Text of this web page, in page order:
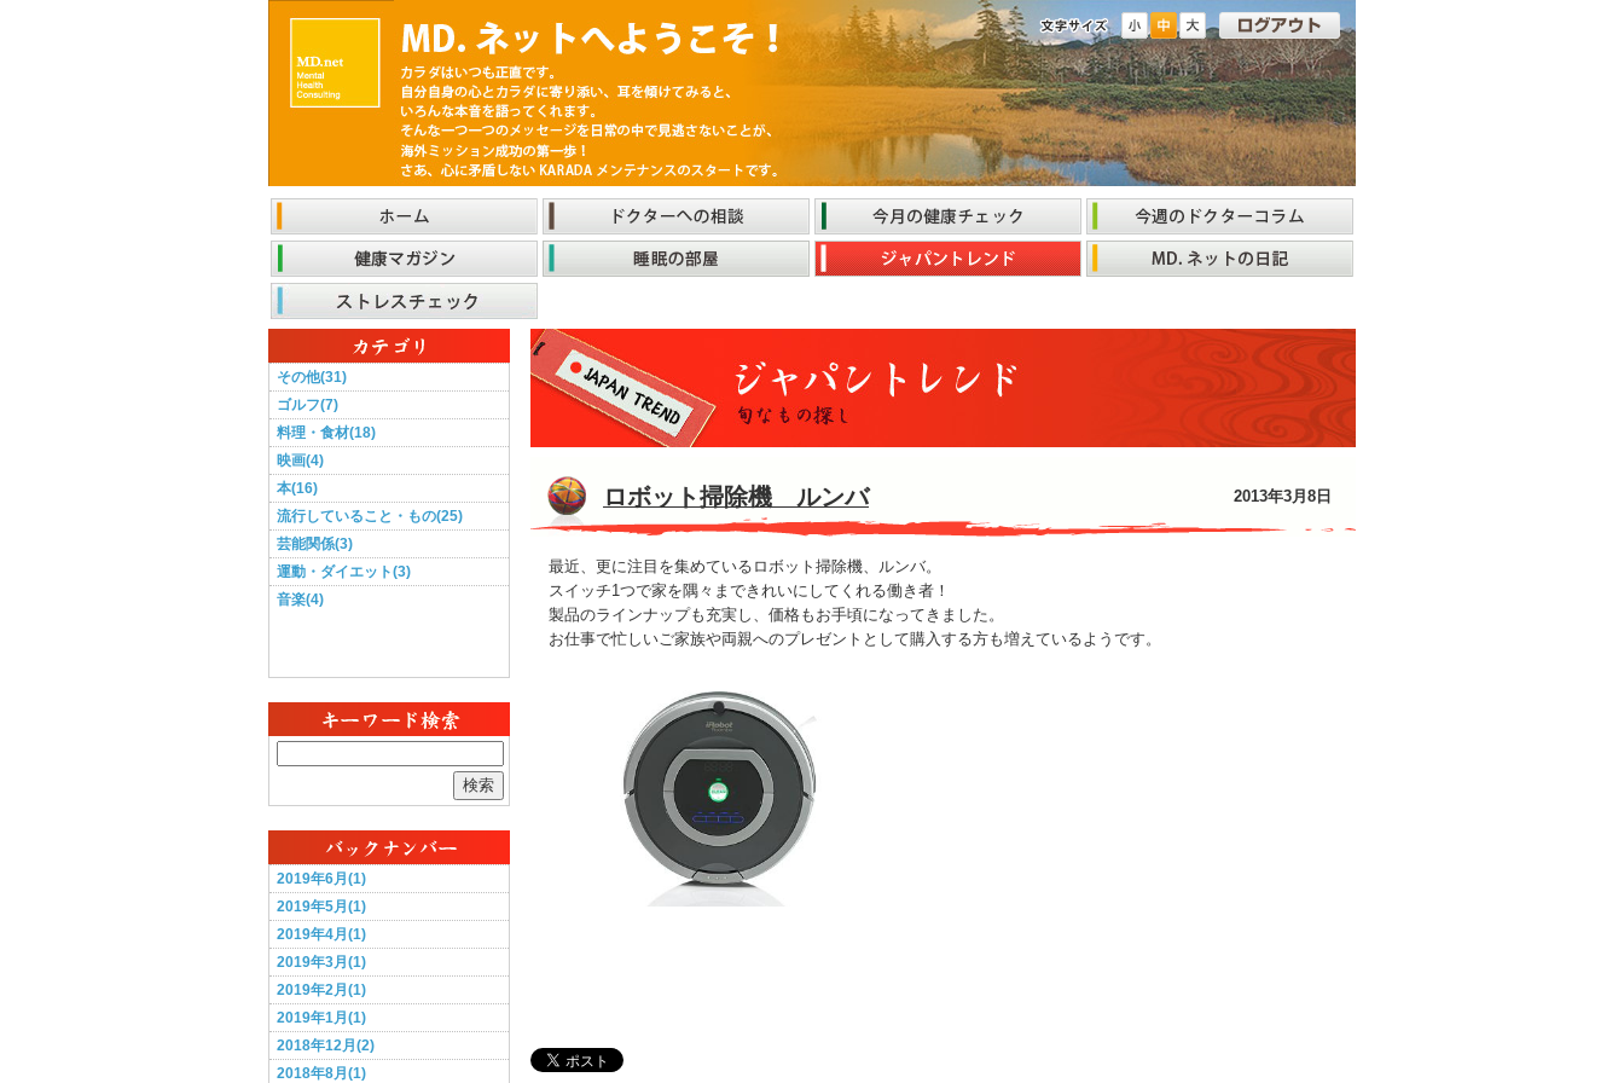
ロボット掃除機 ルンバ 2013年3月8日
最近、更に注目を集めているロボット掃除機、ルンバ。
スイッチ1つで家を隅々まできれいにしてくれる働き者！
製品のラインナップも充実し、価格もお手頃になってきました。
お仕事で忙しいご家族や両親へのプレゼントとして購入する方も増えているようです。
その他(31)
ゴルフ(7)
料理・食材(18)
映画(4)
本(16)
流行していること・もの(25)
芸能関係(3)
運動・ダイエット(3)
音楽(4)
検索
2019年6月(1)
2019年5月(1)
2019年4月(1)
2019年3月(1)
2019年2月(1)
2019年1月(1)
2018年12月(2)
2018年8月(1)